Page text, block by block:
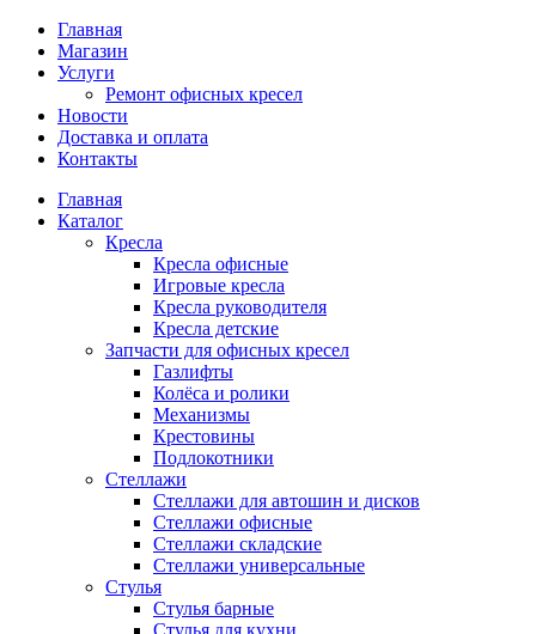
Главная
Магазин
Услуги
Ремонт офисных кресел
Новости
Доставка и оплата
Контакты
Главная
Каталог
Кресла
Кресла офисные
Игровые кресла
Кресла руководителя
Кресла детские
Запчасти для офисных кресел
Газлифты
Колёса и ролики
Механизмы
Крестовины
Подлокотники
Стеллажи
Стеллажи для автошин и дисков
Стеллажи офисные
Стеллажи складские
Стеллажи универсальные
Стулья
Стулья барные
Стулья для кухни